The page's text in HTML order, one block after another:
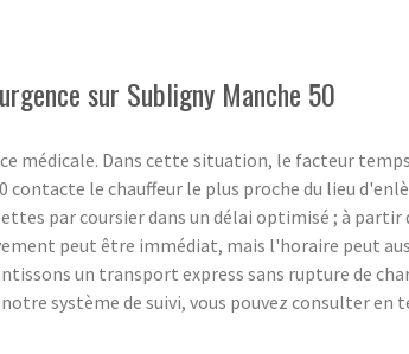
sur Subligny Manche 50
médicale. Dans cette situation, le facteur
contacte le chauffeur le plus proche du lieu
par coursier dans un délai optimisé ; à partir
peut être immédiat, mais l'horaire peut
un transport express sans rupture de
système de suivi, vous pouvez consulter en